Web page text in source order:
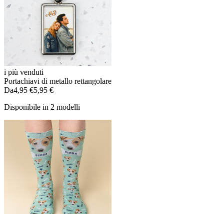
i più venduti
Portachiavi di metallo rettangolare
Da4,95 €5,95 €
Disponibile in 2 modelli